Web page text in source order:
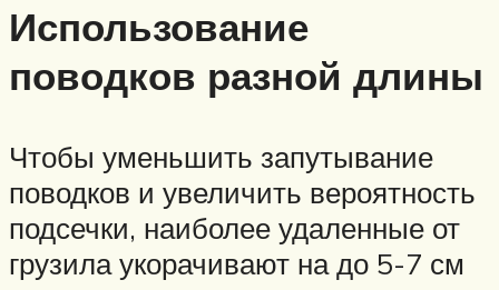
Использование
поводков разной длины
Чтобы уменьшить запутывание
поводков и увеличить вероятность
подсечки, наиболее удаленные от
грузила укорачивают на до 5-7 см